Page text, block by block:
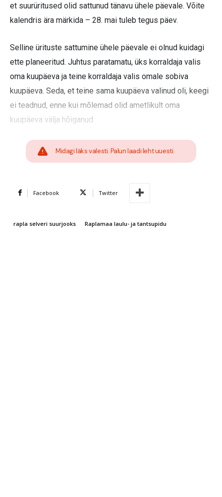
et suurüritused olid sattunud tänavu ühele päevale. Võite
kalendris ära märkida – 28. mai tuleb tegus päev.
Selline ürituste sattumine ühele päevale ei olnud kuidagi
ette planeeritud. Juhtus paratamatu, üks korraldaja valis
oma kuupäeva ja teine korraldaja valis omale sobiva
kuupäeva. Seda, et teine sama kuupäeva valinud oli, keegi
ei teadnud, enne kui mõlemad olid ametlikult oma
kuupäeva välja hõiganud.
Midagi läks valesti. Palun laadi leht uuesti.
Facebook Twitter
rapla selveri suurjooks Raplamaa laulu- ja tantsupidu